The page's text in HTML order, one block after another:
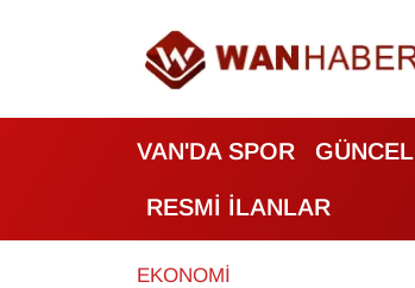
VAN'DA SPOR GÜNCEL
RESMİ İLANLAR
EKONOMİ
ASAYİŞ
BİLİM VE TEKNOLOJİ
Biyografi
Van Nöbetçi Eczaneler
Van Hava Durumu
Van Namaz Vakitleri
Van Trafik Yoğunluk Haritası